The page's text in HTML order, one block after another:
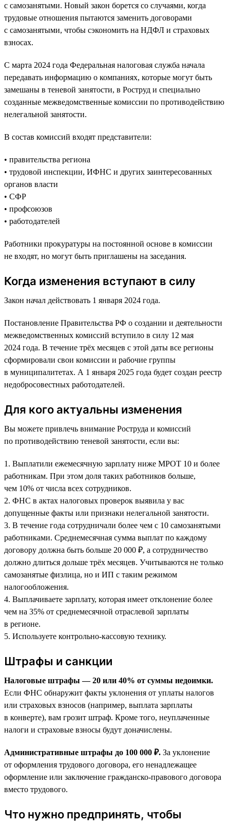
с самозанятыми. Новый закон борется со случаями, когда
трудовые отношения пытаются заменить договорами
с самозанятыми, чтобы сэкономить на НДФЛ и страховых
взносах.
С марта 2024 года Федеральная налоговая служба начала
передавать информацию о компаниях, которые могут быть
замешаны в теневой занятости, в Роструд и специально
созданные межведомственные комиссии по противодействию
нелегальной занятости.
В состав комиссий входят представители:
• правительства региона
• трудовой инспекции, ИФНС и других заинтересованных
органов власти
• СФР
• профсоюзов
• работодателей
Работники прокуратуры на постоянной основе в комиссии
не входят, но могут быть приглашены на заседания.
Когда изменения вступают в силу
Закон начал действовать 1 января 2024 года.
Постановление Правительства РФ о создании и деятельности
межведомственных комиссий вступило в силу 12 мая
2024 года. В течение трёх месяцев с этой даты все регионы
сформировали свои комиссии и рабочие группы
в муниципалитетах. А 1 января 2025 года будет создан реестр
недобросовестных работодателей.
Для кого актуальны изменения
Вы можете привлечь внимание Роструда и комиссий
по противодействию теневой занятости, если вы:
1. Выплатили ежемесячную зарплату ниже МРОТ 10 и более
работникам. При этом доля таких работников больше,
чем 10% от числа всех сотрудников.
2. ФНС в актах налоговых проверок выявила у вас
допущенные факты или признаки нелегальной занятости.
3. В течение года сотрудничали более чем с 10 самозанятыми
работниками. Среднемесячная сумма выплат по каждому
договору должна быть больше 20 000 ₽, а сотрудничество
должно длиться дольше трёх месяцев. Учитываются не только
самозанятые физлица, но и ИП с таким режимом
налогообложения.
4. Выплачиваете зарплату, которая имеет отклонение более
чем на 35% от среднемесячной отраслевой зарплаты
в регионе.
5. Используете контрольно-кассовую технику.
Штрафы и санкции
Налоговые штрафы — 20 или 40% от суммы недоимки.
Если ФНС обнаружит факты уклонения от уплаты налогов
или страховых взносов (например, выплата зарплаты
в конверте), вам грозит штраф. Кроме того, неуплаченные
налоги и страховые взносы будут доначислены.
Административные штрафы до 100 000 ₽. За уклонение
от оформления трудового договора, его ненадлежащее
оформление или заключение гражданско-правового договора
вместо трудового.
Что нужно предпринять, чтобы